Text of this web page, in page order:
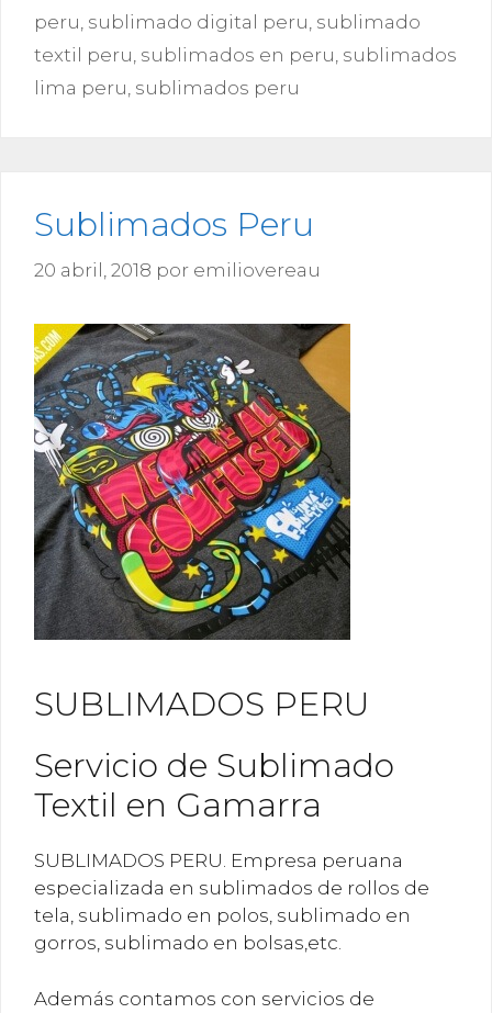
peru sublimado digital peru sublimado
textil peru sublimados en peru sublimados
lima peru sublimados peru
Sublimados Peru
20 abril, 2018 por emiliovereau
SUBLIMADOS PERU
Servicio de Sublimado
Textil en Gamarra
SUBLIMADOS PERU. Empresa peruana
especializada en sublimados de rollos de
tela, sublimado en polos, sublimado en
gorros, sublimado en bolsas,etc.
Además contamos con servicios de